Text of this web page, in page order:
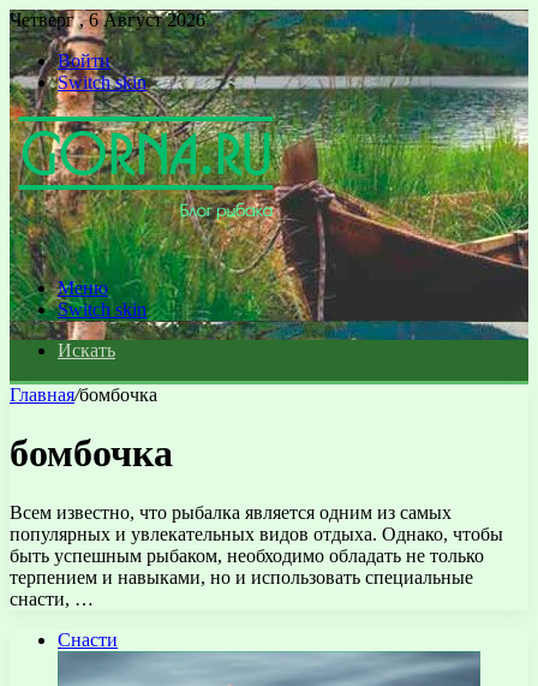
Четверг , 6 Август 2026
Войти
Switch skin
Меню
Switch skin
Искать
Главная/бомбочка
бомбочка
Всем известно, что рыбалка является одним из самых
популярных и увлекательных видов отдыха. Однако, чтобы
быть успешным рыбаком, необходимо обладать не только
терпением и навыками, но и использовать специальные
снасти, …
Снасти